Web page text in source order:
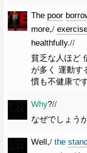
The poor
more,/
healthfully.//
貧乏な人ほど
が多く 運動す
慣も不健康で
Why?//
なぜでしょう
Well,/ the